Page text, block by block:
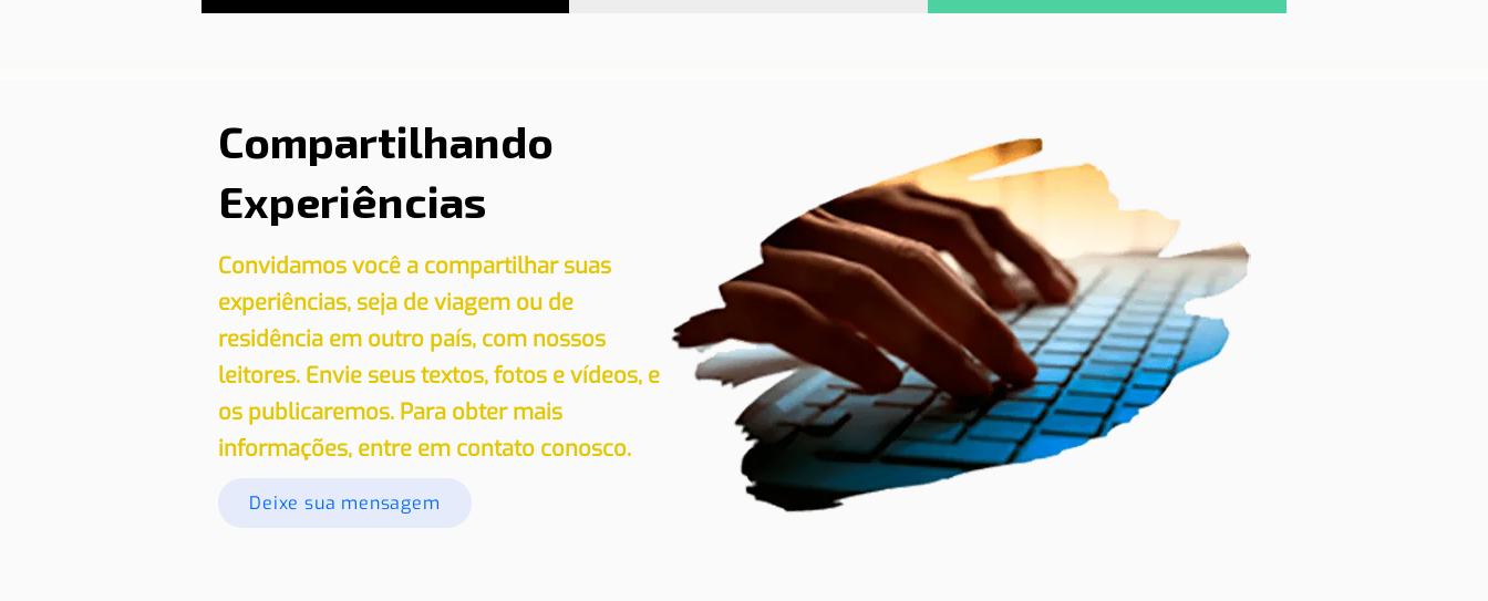
Compartilhando
Experiências
Convidamos você a compartilhar suas
experiências, seja de viagem ou de
residência em outro país, com nossos
leitores. Envie seus textos, fotos e vídeos, e
os publicaremos. Para obter mais
informações, entre em contato conosco.
Deixe sua mensagem